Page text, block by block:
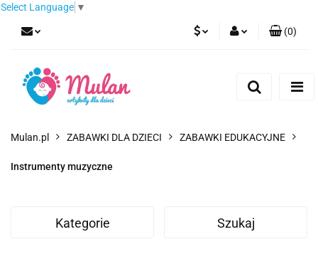
Select Language ▼
(0)
Mulan.pl ZABAWKI DLA DZIECI ZABAWKI EDUKACYJNE
Instrumenty muzyczne
Kategorie Szukaj